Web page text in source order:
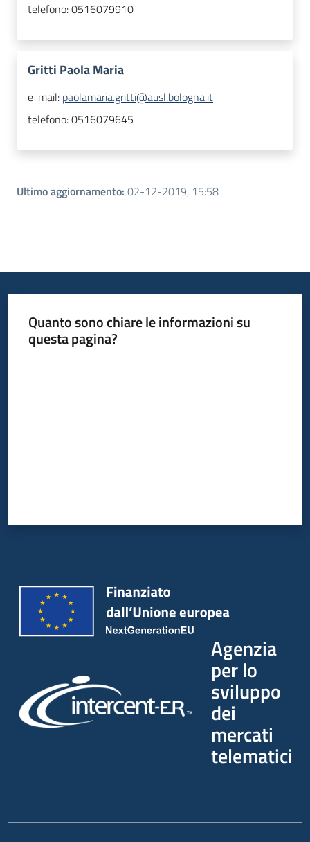
telefono:0516079910
Gritti Paola Maria
e-mail: paolamaria.gritti@ausl.bologna.it
telefono:0516079645
Ultimo aggiornamento: 02-12-2019, 15:58
Quanto sono chiare le informazioni su
questa pagina?
Agenzia
per lo
sviluppo
dei
mercati
telematici